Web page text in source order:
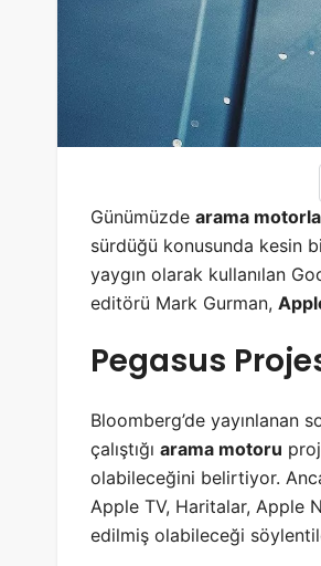
Günümüzde arama
sürdüğü konusunda kesin
yaygın olarak kullanılan
editörü Mark Gurman,
Pegasus
Bloomberg’de yayınlanan
çalıştığı arama motoru
olabileceğini belirtiyor.
Apple TV, Haritalar, Apple
edilmiş olabileceği